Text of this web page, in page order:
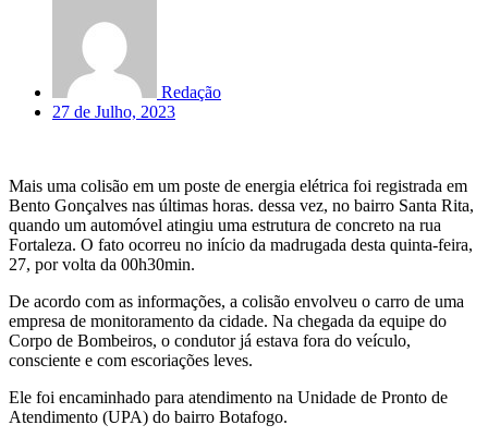
Redação
27 de Julho, 2023
Mais uma colisão em um poste de energia elétrica foi registrada em
Bento Gonçalves nas últimas horas. dessa vez, no bairro Santa Rita,
quando um automóvel atingiu uma estrutura de concreto na rua
Fortaleza. O fato ocorreu no início da madrugada desta quinta-feira,
27, por volta da 00h30min.
De acordo com as informações, a colisão envolveu o carro de uma
empresa de monitoramento da cidade. Na chegada da equipe do
Corpo de Bombeiros, o condutor já estava fora do veículo,
consciente e com escoriações leves.
Ele foi encaminhado para atendimento na Unidade de Pronto de
Atendimento (UPA) do bairro Botafogo.